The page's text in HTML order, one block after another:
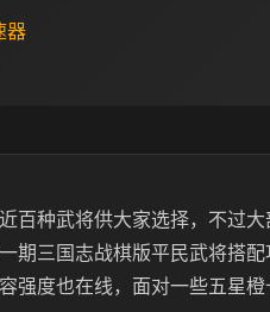
器
百种武将供大家选择，不过
期三国志战棋版平民武将搭
强度也在线，面对一些五星